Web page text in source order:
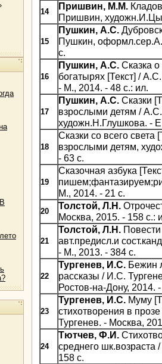
14
Пришвин, М.М.
Пришвин,
15
Пушкин, А.С.
Пушкин,
с.
16
Пушкин, А.С. Сказка
богатырях [Текст] /
- М., 2014. - 48 с.: ил.
17
Пушкин, А.С. Сказки
взрослыми детям /
художн.Н.Глушкова. -
18
Сказки со всего света
взрослыми детям,
- 63 с.
19
Сказочная азбука
М., 2014. - 21 с.
20
Толстой, Л.Н.
Москва, 2015. - 158 с.:
21
Толстой, Л.Н.
авт.предисл.и
- М., 2013. - 384 с.
22
Тургенев, И.С. Бежин
рассказы / И.С.
Ростов-на-Дону, 2014.
23
Тургенев, И.С. Муму
стихотворения в
Тургенев. - Москва,
24
Тютчев, Ф.И.
среднего
158 с.